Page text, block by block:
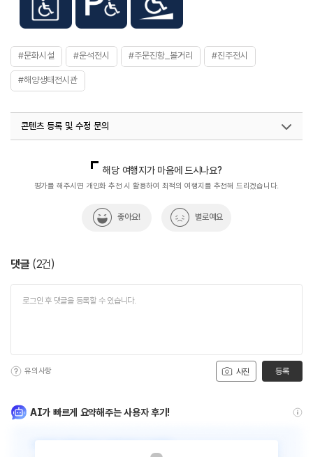
#문화시설 #운석전시 #주문진항_볼거리 #진주전시
#해양생태전시관
콘텐츠 등록 및 수정 문의
열린관광콘텐츠팀(열린관광-모두의여행)
033-738-3425
해당 여행지가 마음에 드시나요?
평가를 해주시면 개인화 추천 시 활용하여 최적의 여행지를 추천해 드리겠습니다.
좋아요! 별로예요
댓글 (2건)
사진
유의사항 등록
AI가 빠르게 요약해주는 사용자 후기!